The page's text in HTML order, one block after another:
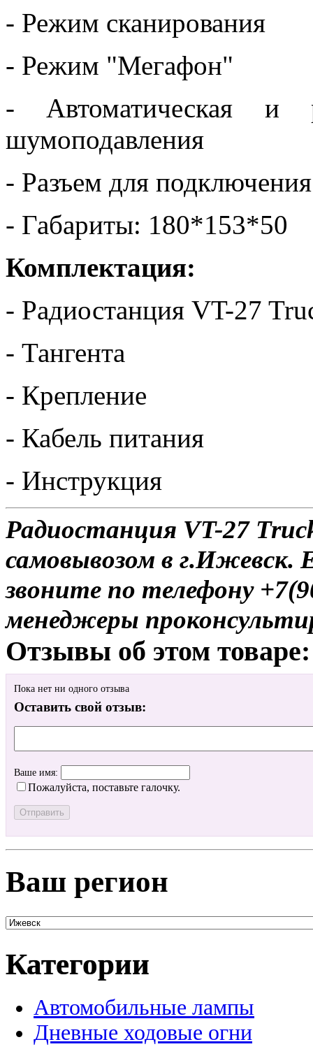
- Режим сканирования
- Режим "Мегафон"
- Автоматическая и
шумоподавления
- Разъем для
- Габариты: 180*153*50
Комплектация:
- Радиостанция VT-27
- Тангента
- Крепление
- Кабель питания
- Инструкция
Радиостанция VT-27
самовывозом в г.Ижевск.
звоните по телефону
менеджеры
Отзывы об этом товаре:
Пока нет ни одного отзыва
Оставить свой отзыв:
Ваше имя:
Пожалуйста, поставьте галочку.
Ваш регион
Категории
Автомобильные лампы
Дневные ходовые огни